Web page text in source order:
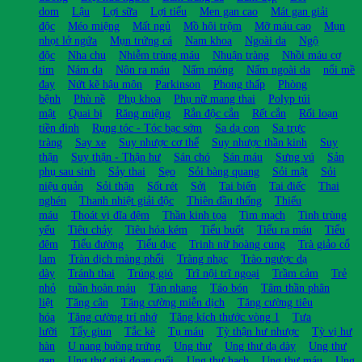
dom
Lậu Lợi sữa Lợi tiểu Men gan cao
Mát gan giải
độc
Méo miệng Mất ngủ Mồ hôi trộm Mỡ máu cao
Mụn
nhọt lở ngứa
Mụn trứng cá Nam khoa Ngoài da
Ngộ
độc
Nha chu Nhiễm trùng máu Nhuận tràng
Nhồi máu cơ
tim
Nám da Nôn ra máu Nấm móng Nấm ngoài da
nổi mề
đay
Nứt kẽ hậu môn Parkinson Phong thấp
Phòng
bệnh
Phù nề Phụ khoa Phụ nữ mang thai
Polyp túi
mật
Quai bị Răng miệng Rắn độc cắn Rết cắn
Rối loạn
tiền đình
Rụng tóc - Tóc bạc sớm Sa dạ con
Sa trực
tràng
Say xe Suy nhược cơ thể Suy nhược thần kinh
Suy
thận
Suy thận - Thận hư Sán chó Sán máu Sưng vú
Sản
phụ sau sinh
Sảy thai Sẹo Sỏi bàng quang Sỏi mật
Sỏi
niệu quản
Sỏi thận Sốt rét Sởi Tai biến Tai điếc
Thai
nghén
Thanh nhiệt giải độc Thiên đầu thống
Thiếu
máu
Thoát vị đĩa đệm Thần kinh tọa Tim mạch
Tinh trùng
yếu
Tiêu chảy Tiêu hóa kém Tiểu buốt Tiểu ra máu
Tiểu
đêm
Tiểu đường Tiểu đục Trinh nữ hoàng cung
Trà giảo cổ
lam
Tràn dịch màng phổi Tràng nhạc
Trào ngược dạ
dày
Tránh thai Trúng gió Trĩ nội trĩ ngoại Trầm cảm
Trẻ
nhỏ
tuần hoàn máu Tàn nhang Táo bón
Tâm thần phân
liệt
Tăng cân Tăng cường miễn dịch
Tăng cường tiêu
hóa
Tăng cường trí nhớ Tăng kích thước vòng 1
Tưa
lưỡi
Tẩy giun Tắc kè Tụ máu Tỳ thận hư nhược
Tỳ vị hư
hàn
U nang buồng trứng Ung thư Ung thư dạ dày
Ung thư